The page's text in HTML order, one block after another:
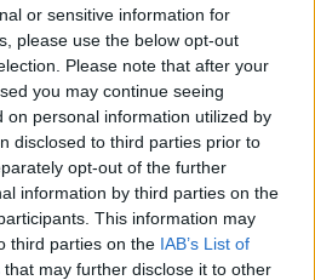
or sensitive information for
please use the below opt-out
Please note that after your
you may continue seeing
on personal information utilized by
disclosed to third parties prior to
opt-out of the further
information by third parties on the
This information may
third parties on the IAB’s List of
that may further disclose it to other
Jack
kivégzése